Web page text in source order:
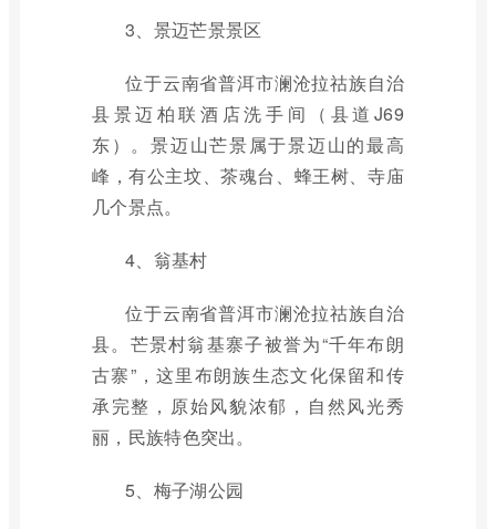
3、景迈芒景景区
位于云南省普洱市澜沧拉祜族自治
县景迈柏联酒店洗手间（县道J69
东）。景迈山芒景属于景迈山的最高
峰，有公主坟、茶魂台、蜂王树、寺庙
几个景点。
4、翁基村
位于云南省普洱市澜沧拉祜族自治
县。芒景村翁基寨子被誉为“千年布朗
古寨”，这里布朗族生态文化保留和传
承完整，原始风貌浓郁，自然风光秀
丽，民族特色突出。
5、梅子湖公园